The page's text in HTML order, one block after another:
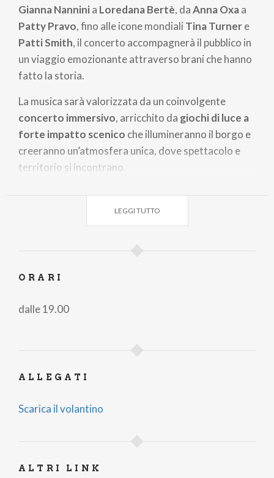
Gianna Nanninia Loredana Bertè, daAnna Oxaa
Patty Pravo, fino alle icone mondiali Tina Turnere
Patti Smith, il concerto accompagnerà il pubblico in
un viaggio emozionante attraverso brani che hanno
fatto la storia.
La musica sarà valorizzata da un coinvolgente
concerto immersivo, arricchito da giochi di luce a
forte impatto scenico che illumineranno il borgo e
creeranno un’atmosfera unica, dove spettacolo e
territorio si incontrano.
possibilità di cena dalle ore
, trasformando l’evento in un’occasione di
emozioni e scenografie luminose in uno dei luoghi
#inLombardia
LEGGI TUTTO
ORARI
dalle 19.00
ALLEGATI
Scarica il volantino
ALTRI LINK